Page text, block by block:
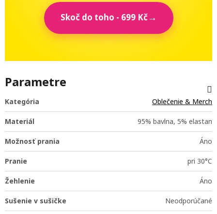
Skoč do toho - 699 Kč
Parametre
Kategória Oblečenie & Merch
Materiál 95% bavlna, 5% elastan
Možnosť prania Áno
Pranie pri 30°C
Žehlenie Áno
Sušenie v sušičke Neodporúčané